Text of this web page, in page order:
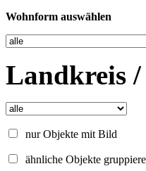
Wohnform auswählen
Landkreis /
nur Objekte mit Bild
ähnliche Objekte